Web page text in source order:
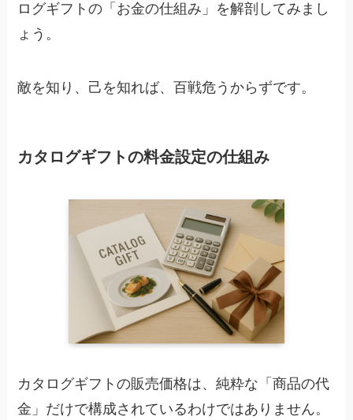
ログギフトの「お金の仕組み」を解剖してみまし
ょう。
敵を知り、己を知れば、百戦危うからずです。
カタログギフトの料金設定の仕組み
カタログギフトの販売価格は、純粋な「商品の代
金」だけで構成されているわけではありません。